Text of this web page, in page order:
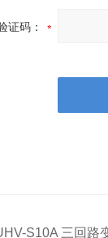
证码：
S10A 三回路